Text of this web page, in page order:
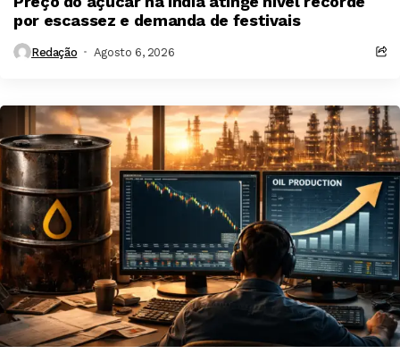
por escassez e demanda de festivais
Redação Agosto 6, 2026